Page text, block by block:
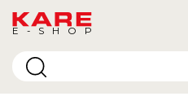
E-SHOP